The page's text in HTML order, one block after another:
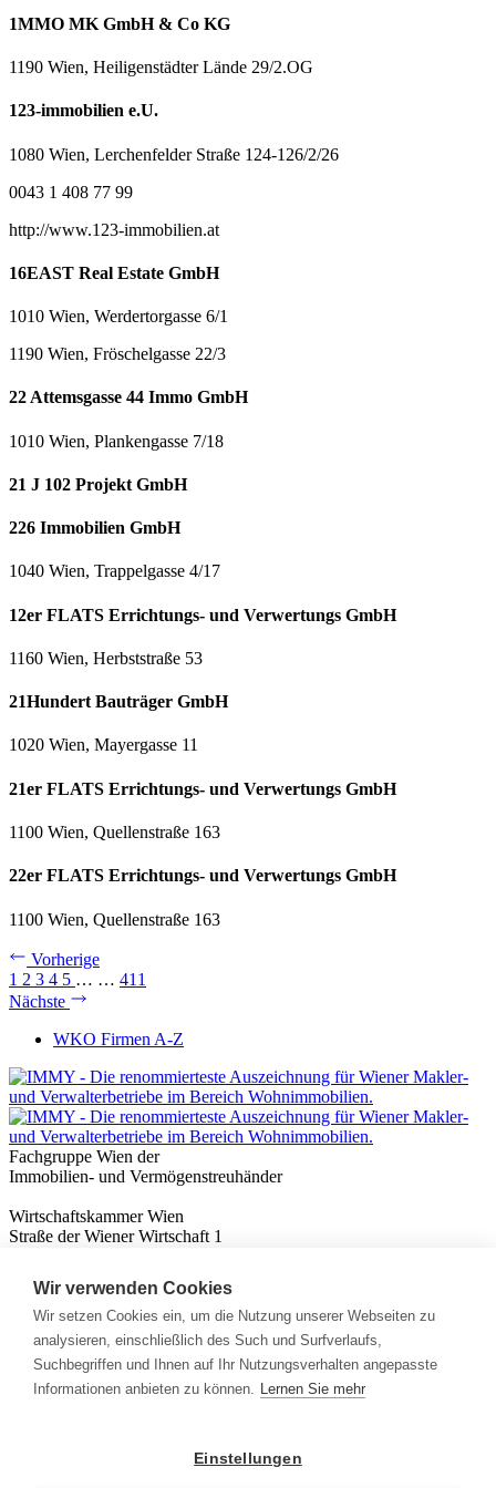
1MMO MK GmbH & Co KG
1190 Wien, Heiligenstädter Lände 29/2.OG
123-immobilien e.U.
1080 Wien, Lerchenfelder Straße 124-126/2/26
0043 1 408 77 99
http://www.123-immobilien.at
16EAST Real Estate GmbH
1010 Wien, Werdertorgasse 6/1
1190 Wien, Fröschelgasse 22/3
22 Attemsgasse 44 Immo GmbH
1010 Wien, Plankengasse 7/18
21 J 102 Projekt GmbH
226 Immobilien GmbH
1040 Wien, Trappelgasse 4/17
12er FLATS Errichtungs- und Verwertungs GmbH
1160 Wien, Herbststraße 53
21Hundert Bauträger GmbH
1020 Wien, Mayergasse 11
21er FLATS Errichtungs- und Verwertungs GmbH
1100 Wien, Quellenstraße 163
22er FLATS Errichtungs- und Verwertungs GmbH
1100 Wien, Quellenstraße 163
Vorherige
1 2 3 4 5 … … 411
Nächste
WKO Firmen A-Z
Fachgruppe Wien der
Immobilien- und Vermögenstreuhänder
Wirtschaftskammer Wien
Straße der Wiener Wirtschaft 1
Nützliches
Immobilienwissen
Formulare & Rechner
Expert:innen
Info
Wir verwenden Cookies
Wir setzen Cookies ein, um die Nutzung unserer Webseiten zu
analysieren, einschließlich des Such und Surfverlaufs,
Suchbegriffen und Ihnen auf Ihr Nutzungsverhalten angepasste
Informationen anbieten zu können. Lernen Sie mehr
Einstellungen